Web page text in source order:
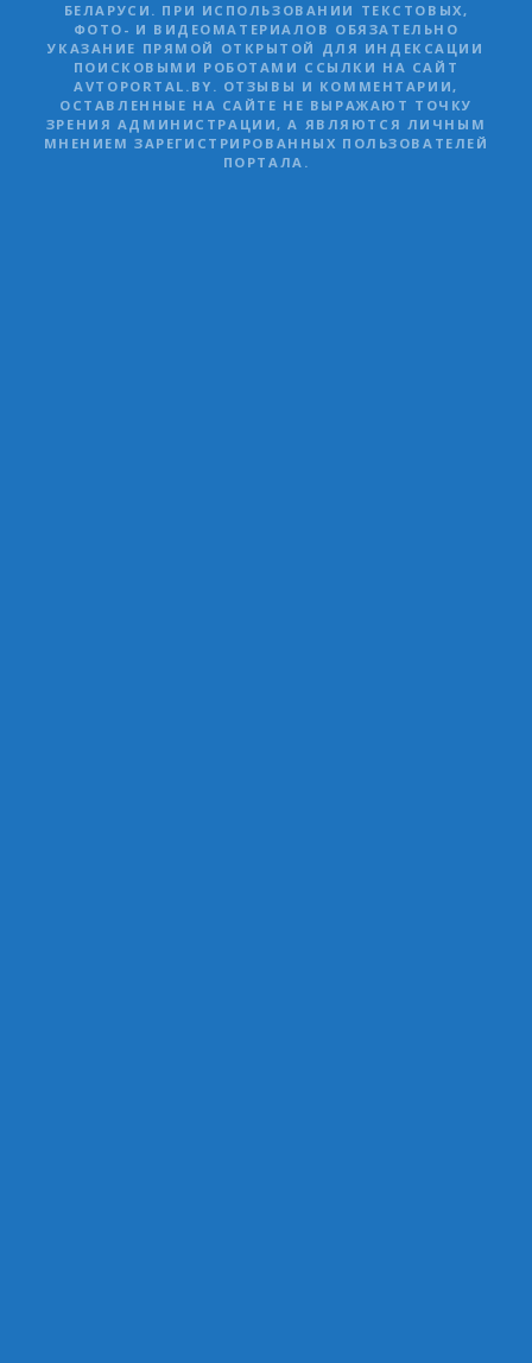
БЕЛАРУСИ. ПРИ ИСПОЛЬЗОВАНИИ ТЕКСТОВЫХ,
ФОТО- И ВИДЕОМАТЕРИАЛОВ ОБЯЗАТЕЛЬНО
УКАЗАНИЕ ПРЯМОЙ ОТКРЫТОЙ ДЛЯ ИНДЕКСАЦИИ
ПОИСКОВЫМИ РОБОТАМИ ССЫЛКИ НА САЙТ
AVTOPORTAL.BY. ОТЗЫВЫ И КОММЕНТАРИИ,
ОСТАВЛЕННЫЕ НА САЙТЕ НЕ ВЫРАЖАЮТ ТОЧКУ
ЗРЕНИЯ АДМИНИСТРАЦИИ, А ЯВЛЯЮТСЯ ЛИЧНЫМ
МНЕНИЕМ ЗАРЕГИСТРИРОВАННЫХ ПОЛЬЗОВАТЕЛЕЙ
ПОРТАЛА.